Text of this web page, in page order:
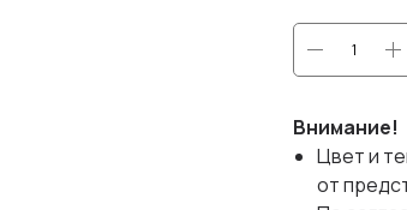
Внимание!
Цвет и
от